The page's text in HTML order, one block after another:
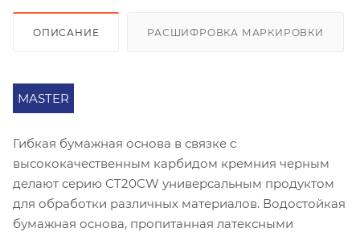
ОПИСАНИЕ РАСШИФРОВКА МАРКИРОВКИ
MASTER
Гибкая бумажная основа в связке с
высококачественным карбидом кремния черным
делают серию СT20CW универсальным продуктом
для обработки различных материалов. Водостойкая
бумажная основа, пропитанная латексными